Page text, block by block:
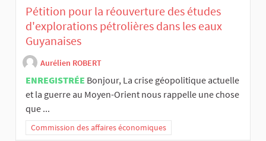
Pétition pour la réouverture des études
d'explorations pétrolières dans les eaux
Guyanaises
Aurélien ROBERT
ENREGISTRÉE Bonjour, La crise géopolitique actuelle
et la guerre au Moyen-Orient nous rappelle une chose
que ...
Commission des affaires économiques